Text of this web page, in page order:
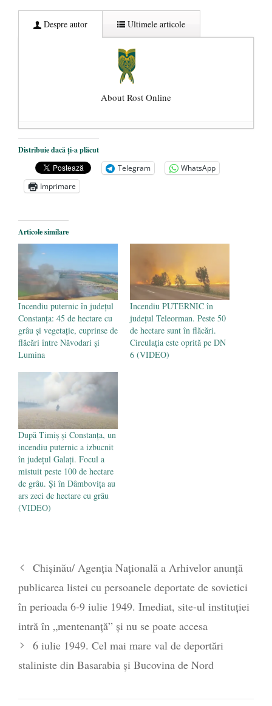
Despre autor Ultimele articole
About Rost Online
Dezvăluiri cutremurătoare despre
președintele Ucrainei, Volodymyr
Zelensky
- 13 mai 2026
Statul care servește Națiunea
Legea Vexler produce efecte. Bustul
poetului Octavian Goga, înlăturat din Iași
Distribuie dacă ți-a plăcut
Telegram
WhatsApp
Imprimare
Articole similare
Incendiu puternic în județul
Constanţa: 45 de hectare cu
grâu şi vegetaţie, cuprinse de
flăcări între Năvodari şi
Lumina
Incendiu PUTERNIC în
județul Teleorman. Peste 50
de hectare sunt în flăcări.
Circulația este oprită pe DN
6 (VIDEO)
După Timiș și Constanța, un
incendiu puternic a izbucnit
în județul Galați. Focul a
mistuit peste 100 de hectare
de grâu. Și în Dâmbovița au
ars zeci de hectare cu grâu
(VIDEO)
Chișinău/ Agenția Națională a Arhivelor anunță
publicarea listei cu persoanele deportate de sovietici
în perioada 6-9 iulie 1949. Imediat, site-ul instituției
intră în „mentenanță” și nu se poate accesa
6 iulie 1949. Cel mai mare val de deportări
staliniste din Basarabia și Bucovina de Nord